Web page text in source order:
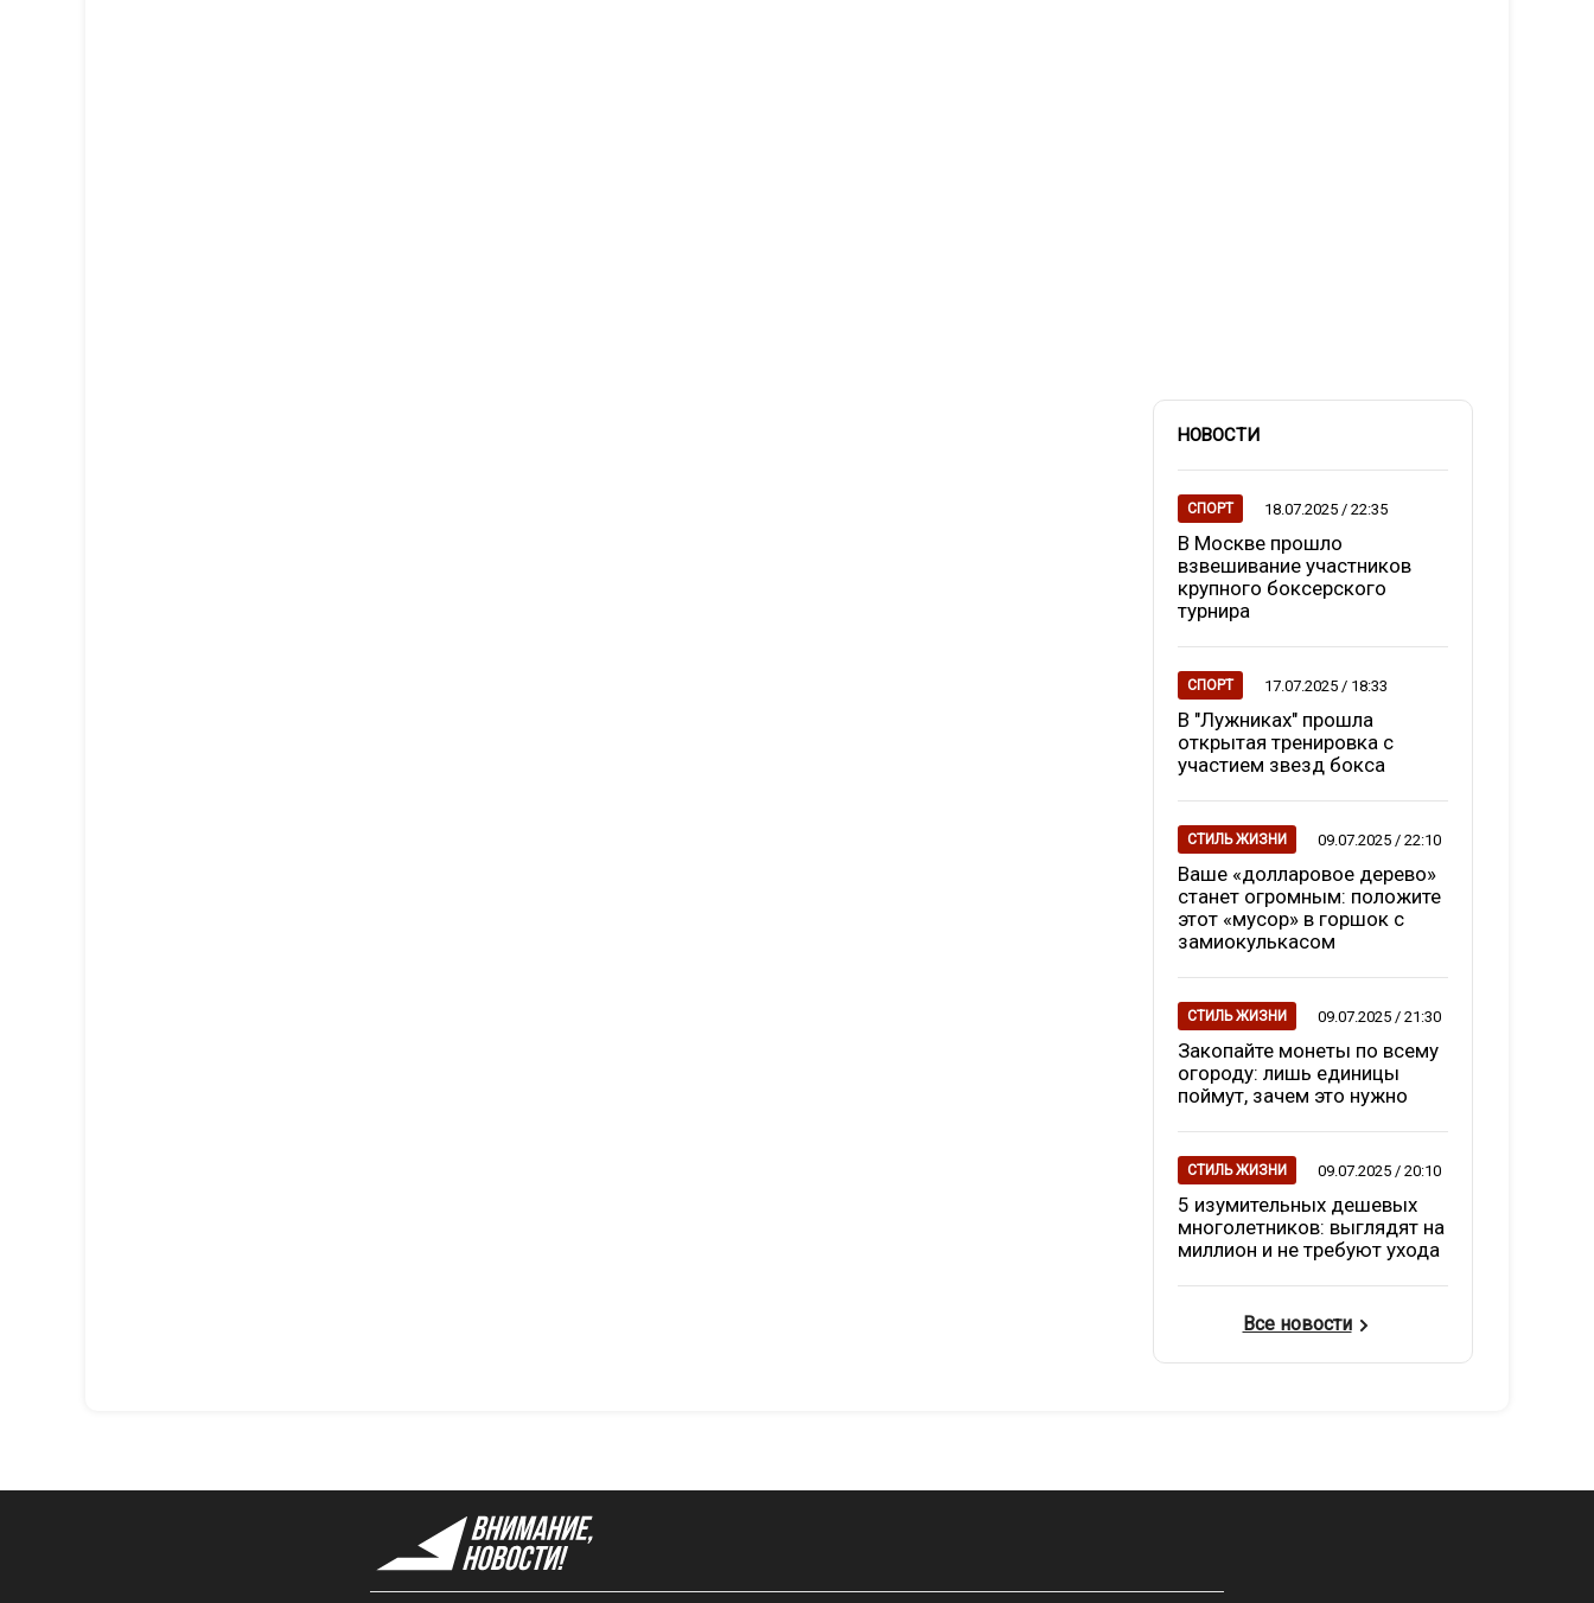
НОВОСТИ
СПОРТ 18.07.2025 / 22:35
В Москве прошло
взвешивание участников
крупного боксерского
турнира
СПОРТ 17.07.2025 / 18:33
В "Лужниках" прошла
открытая тренировка с
участием звезд бокса
СТИЛЬ ЖИЗНИ 09.07.2025 / 22:10
Ваше «долларовое дерево»
станет огромным: положите
этот «мусор» в горшок с
замиокулькасом
СТИЛЬ ЖИЗНИ 09.07.2025 / 21:30
Закопайте монеты по всему
огороду: лишь единицы
поймут, зачем это нужно
СТИЛЬ ЖИЗНИ 09.07.2025 / 20:10
5 изумительных дешевых
многолетников: выглядят на
миллион и не требуют ухода
Все новости